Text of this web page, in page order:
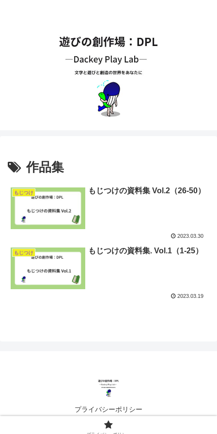
作品集
もじつけ もじつけの資料集 Vol.2（26-50）
2023.03.30
もじつけ もじつけの資料集. Vol.1（1-25）
2023.03.19
プライバシーポリシー
© 2023 遊びの創作場：DPL.